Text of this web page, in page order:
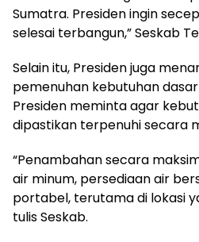
Sumatra. Presiden ingin
selesai terbangun,” Seskab
Selain itu, Presiden juga
pemenuhan kebutuhan
Presiden meminta agar
dipastikan terpenuhi secara
“Penambahan secara
air minum, persediaan air
portabel, terutama di lokasi
tulis Seskab.